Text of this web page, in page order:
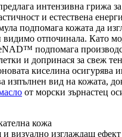
интензивна грижа
и естествена
подпомага кожата да
видимо отпочинала. Като
подпомага
и допринася за свеж
киселина осигурява
изпълнен вид на кожата,
от морски зърнастец
кожа
и визуално изглаждащ ефект